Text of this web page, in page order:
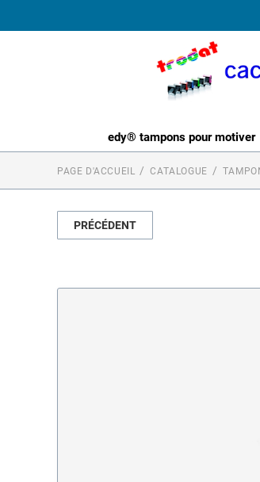
edy® tampons pour motiver
PAGE D'ACCUEIL CATALOGUE
PRÉCÉDENT